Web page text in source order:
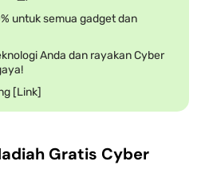
untuk semua gadget dan
Anda dan rayakan Cyber
[Link]
Gratis Cyber